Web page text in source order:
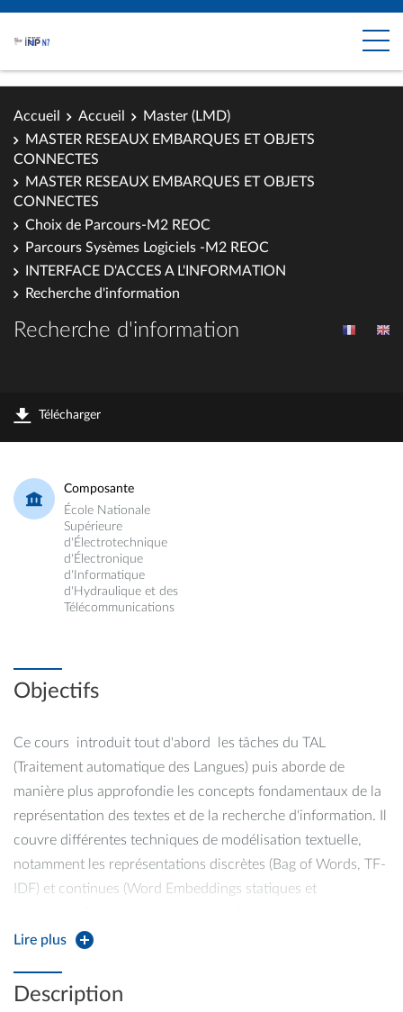
Accueil Accueil
Master (LMD)
MASTER RESEAUX EMBARQUES ET OBJETS
CONNECTES
MASTER RESEAUX EMBARQUES ET OBJETS
CONNECTES
Choix de Parcours-M2 REOC
Parcours Sysèmes Logiciels -M2 REOC
INTERFACE D'ACCES A L'INFORMATION
Recherche d'information
Recherche d'information
Télécharger
Composante
École Nationale
Supérieure
d'Électrotechnique
d'Électronique
d'Informatique
d'Hydraulique et des
Télécommunications
Objectifs
Ce cours introduit tout d'abord les tâches du TAL
(Traitement automatique des Langues) puis aborde de
manière plus approfondie les concepts fondamentaux de la
représentation des textes et de la recherche d'information. Il
couvre différentes techniques de modélisation textuelle,
notamment les représentations discrètes (Bag of Words, TF-
IDF) et continues (Word Embeddings statiques et
mécanismes mis en œuvre pour évaluer et sélectionner les
Lire plus
Description